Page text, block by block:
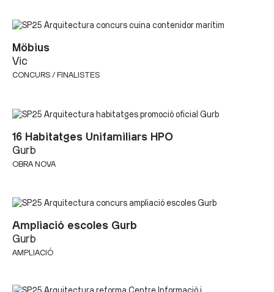
Möbius
Vic
CONCURS / FINALISTES
16 Habitatges Unifamiliars HPO
Gurb
OBRA NOVA
Ampliació escoles Gurb
Gurb
AMPLIACIÓ